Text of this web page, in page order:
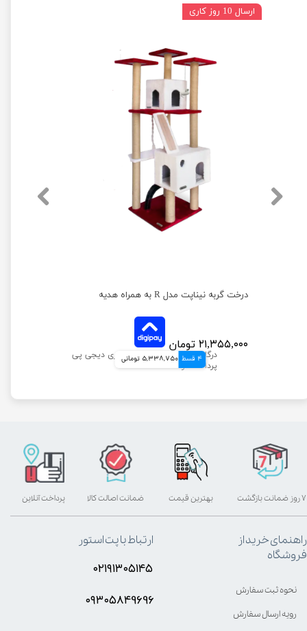
درخت گربه نیناپت مدل R به همراه هدیه
۲۱,۳۵۵,۰۰۰ تومان
4 قسط 5,338,750 تومانی
ارسال 10 روز کاری
بهترین قیمت پرداخت آنلاین ۷ روز ضمانت بازگشت ضمانت اصالت کالا
راهنمای خرید از
فروشگاه
نحوه ثبت سفارش
رویه ارسال سفارش
ارتباط با پت استور
۰۲۱۹۱۳۰۵۱۴۵
۰۹۳۰۵8۴9696